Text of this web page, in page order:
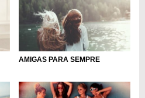
AMIGAS PARA SEMPRE